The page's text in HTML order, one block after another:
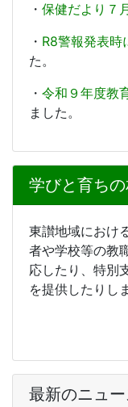
・ 保健だより７
・ R8警報発表時
た。
・ 令和９年度教
ました。
学びと育ち
東讃地域におけ
者や学校等の教
応したり、特別
を提供したりし
最新のニュー